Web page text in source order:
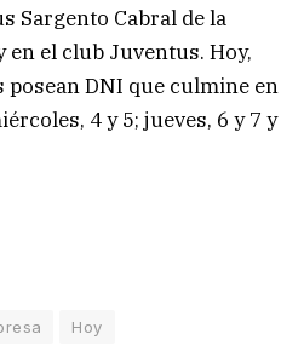
Sargento Cabral de la
en el club Juventus. Hoy,
DNI que culmine en
4 y 5; jueves, 6 y 7 y
Hoy